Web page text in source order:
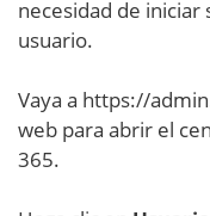
necesidad de iniciar
usuario.
Vaya a https://
web para abrir el
365.